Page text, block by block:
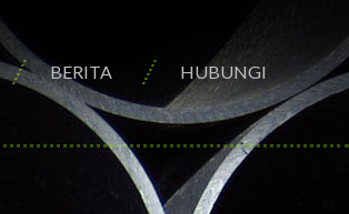
BERITA HUBUNGI